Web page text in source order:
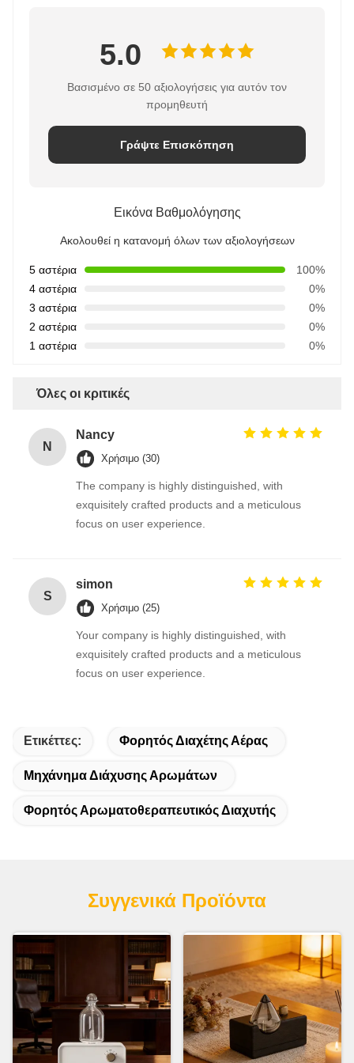
5.0
Βασισμένο σε 50 αξιολογήσεις για αυτόν τον
προμηθευτή
Γράψτε Επισκόπηση
Εικόνα Βαθμολόγησης
Ακολουθεί η κατανομή όλων των αξιολογήσεων
5 αστέρια
100%
4 αστέρια
0%
3 αστέρια
0%
2 αστέρια
0%
1 αστέρια
0%
Όλες οι κριτικές
N
Nancy
Χρήσιμο (30)
The company is highly distinguished, with
exquisitely crafted products and a meticulous
focus on user experience.
S
simon
Χρήσιμο (25)
Your company is highly distinguished, with
exquisitely crafted products and a meticulous
focus on user experience.
Ετικέττες: Φορητός Διαχέτης Αέρας
Μηχάνημα Διάχυσης Αρωμάτων
Φορητός Αρωματοθεραπευτικός Διαχυτής
Συγγενικά Προϊόντα